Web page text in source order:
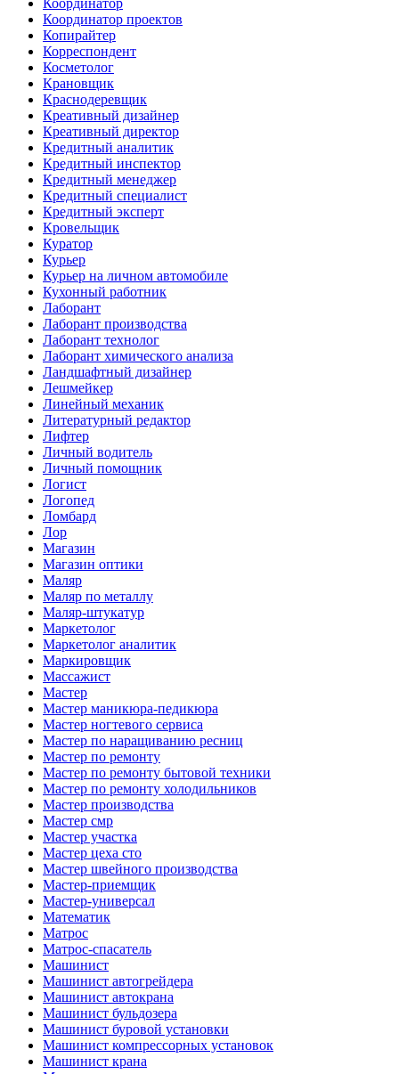
Координатор
Координатор проектов
Копирайтер
Корреспондент
Косметолог
Крановщик
Краснодеревщик
Креативный дизайнер
Креативный директор
Кредитный аналитик
Кредитный инспектор
Кредитный менеджер
Кредитный специалист
Кредитный эксперт
Кровельщик
Куратор
Курьер
Курьер на личном автомобиле
Кухонный работник
Лаборант
Лаборант производства
Лаборант технолог
Лаборант химического анализа
Ландшафтный дизайнер
Лешмейкер
Линейный механик
Литературный редактор
Лифтер
Личный водитель
Личный помощник
Логист
Логопед
Ломбард
Лор
Магазин
Магазин оптики
Маляр
Маляр по металлу
Маляр-штукатур
Маркетолог
Маркетолог аналитик
Маркировщик
Массажист
Мастер
Мастер маникюра-педикюра
Мастер ногтевого сервиса
Мастер по наращиванию ресниц
Мастер по ремонту
Мастер по ремонту бытовой техники
Мастер по ремонту холодильников
Мастер производства
Мастер смр
Мастер участка
Мастер цеха сто
Мастер швейного производства
Мастер-приемщик
Мастер-универсал
Математик
Матрос
Матрос-спасатель
Машинист
Машинист автогрейдера
Машинист автокрана
Машинист бульдозера
Машинист буровой установки
Машинист компрессорных установок
Машинист крана